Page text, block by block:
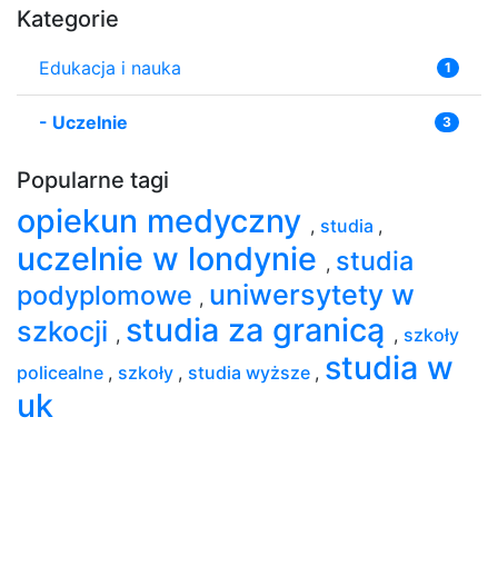
Kategorie
Edukacja i nauka 1
- Uczelnie 3
Popularne tagi
opiekun medyczny , studia ,
uczelnie w londynie , studia
podyplomowe , uniwersytety w
szkocji , studia za granicą , szkoły
policealne , szkoły , studia wyższe , studia w
uk